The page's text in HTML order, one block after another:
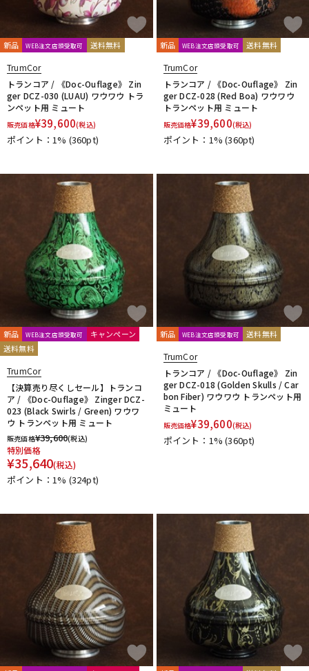
新品 WEB注文店頭受取可 送料無料
TrumCor
トランコア / 《Doc-Ouflage》 Zin
ger DCZ-030 (LUAU) ワウワウ トラ
ンペット用 ミュート
販売価格¥39,600(税込)
ポイント：1% (360pt)
新品 WEB注文店頭受取可 送料無料
TrumCor
トランコア / 《Doc-Ouflage》 Zin
ger DCZ-028 (Red Boa) ワウワウ
トランペット用 ミュート
販売価格¥39,600(税込)
ポイント：1%(360pt)
新品 WEB注文店頭受取可
キャンペーン
送料無料
TrumCor
【決算売り尽くしセール】トランコ
ア / 《Doc-Ouflage》 Zinger DCZ-
023 (Black Swirls / Green) ワウワ
ウ トランペット用 ミュート
販売価格¥39,600(税込)
特別価格
¥35,640(税込)
ポイント：1% (324pt)
新品 WEB注文店頭受取可 送料無料
TrumCor
トランコア / 《Doc-Ouflage》 Zin
ger DCZ-018 (Golden Skulls / Car
bon Fiber) ワウワウ トランペット用
ミュート
販売価格¥39,600(税込)
ポイント：1%(360pt)